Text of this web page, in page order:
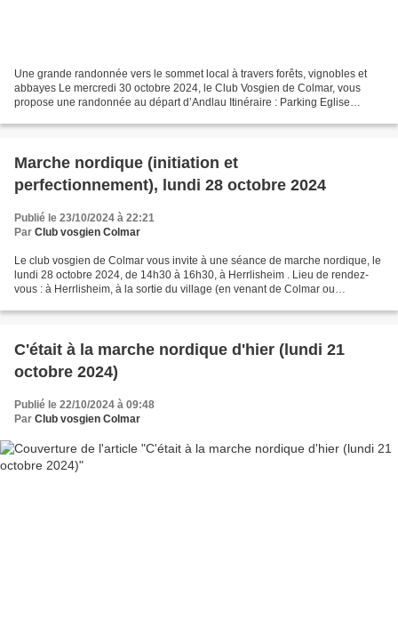
Une grande randonnée vers le sommet local à travers forêts, vignobles et
abbayes Le mercredi 30 octobre 2024, le Club Vosgien de Colmar, vous
propose une randonnée au départ d’Andlau Itinéraire : Parking Eglise
Marche nordique (initiation et
perfectionnement), lundi 28 octobre 2024
Publié le 23/10/2024 à 22:21
Par Club vosgien Colmar
Le club vosgien de Colmar vous invite à une séance de marche nordique, le
lundi 28 octobre 2024, de 14h30 à 16h30, à Herrlisheim . Lieu de rendez-
vous : à Herrlisheim, à la sortie du village (en venant de Colmar ou
C'était à la marche nordique d'hier (lundi 21
octobre 2024)
Publié le 22/10/2024 à 09:48
Par Club vosgien Colmar